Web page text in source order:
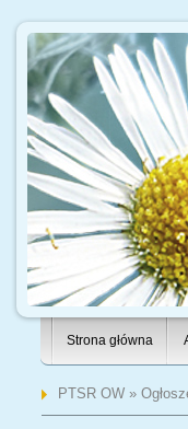
Strona główna
PTSR OW»